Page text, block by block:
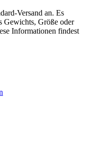
Versand an. Es
Gewichts, Größe oder
Informationen findest